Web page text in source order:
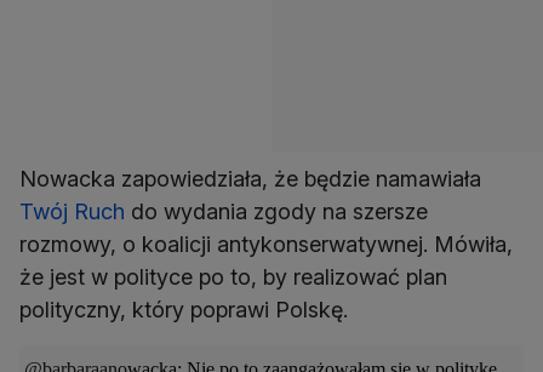
Nowacka zapowiedziała, że będzie namawiała
Twój Ruch do wydania zgody na szersze
rozmowy, o koalicji antykonserwatywnej. Mówiła,
że jest w polityce po to, by realizować plan
polityczny, który poprawi Polskę.